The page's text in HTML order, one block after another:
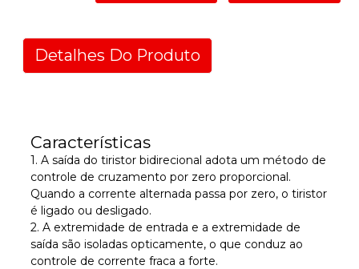
Detalhes Do Produto
Características
1. A saída do tiristor bidirecional adota um método de
controle de cruzamento por zero proporcional.
Quando a corrente alternada passa por zero, o tiristor
é ligado ou desligado.
2. A extremidade de entrada e a extremidade de
saída são isoladas opticamente, o que conduz ao
controle de corrente fraca a forte.